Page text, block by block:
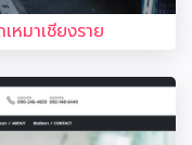
หมาเชียงราย